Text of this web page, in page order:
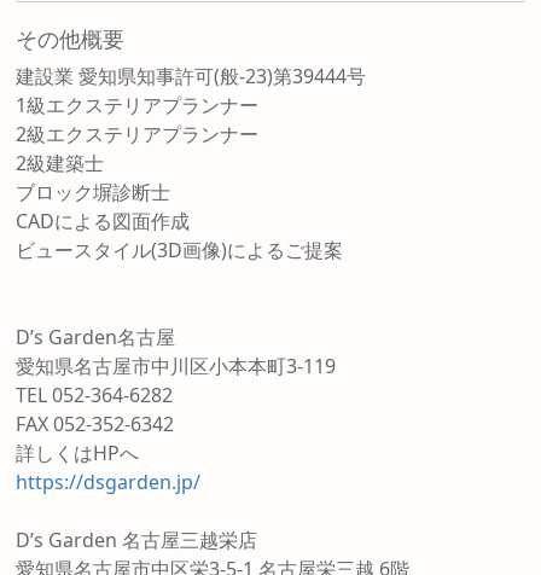
その他概要
建設業 愛知県知事許可(般-23)第39444号
1級エクステリアプランナー
2級エクステリアプランナー
2級建築士
ブロック塀診断士
CADによる図面作成
ビュースタイル(3D画像)によるご提案
D’s Garden名古屋
愛知県名古屋市中川区小本本町3-119
TEL 052-364-6282
FAX 052-352-6342
詳しくはHPへ
https://dsgarden.jp/
D’s Garden 名古屋三越栄店
愛知県名古屋市中区栄3-5-1 名古屋栄三越 6階